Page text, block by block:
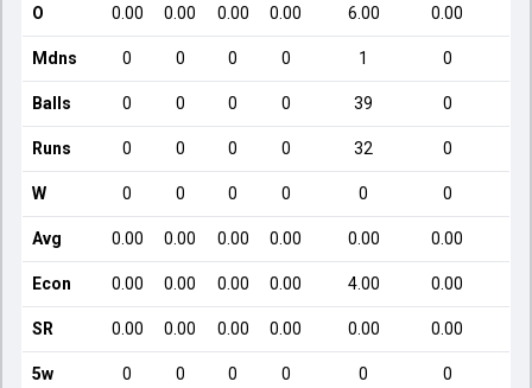
O 0.00 0.00 0.00 0.00 6.00 0.00
Mdns 0 0 0 0 1 0
Balls 0 0 0 0 39 0
Runs 0 0 0 0 32 0
W 0 0 0 0 0 0
Avg 0.00 0.00 0.00 0.00 0.00 0.00
Econ 0.00 0.00 0.00 0.00 4.00 0.00
SR 0.00 0.00 0.00 0.00 0.00 0.00
5w 0 0 0 0 0 0